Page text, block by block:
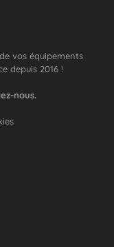
vos équipements
depuis 2016 !
nous.